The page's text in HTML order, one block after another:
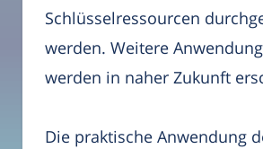
Schlüsselressourcen
werden. Weitere
werden in naher Zukunft
Die praktische Anwendung